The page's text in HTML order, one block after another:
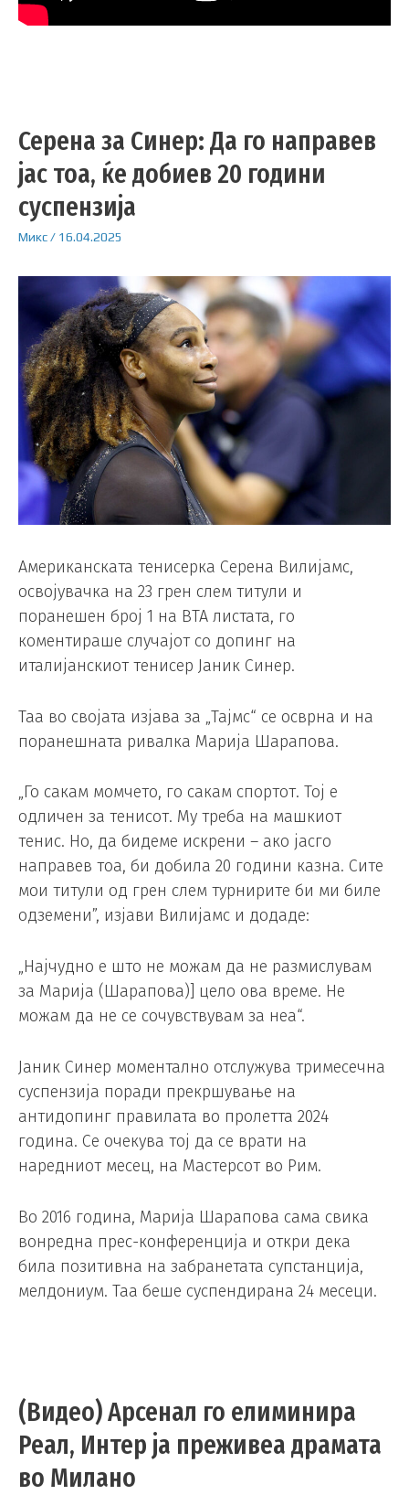
Серена за Синер: Да го направев
јас тоа, ќе добиев 20 години
суспензија
Микс/ 16.04.2025
Американската тенисерка Серена Вилијамс,
освојувачка на 23 грен слем титули и
поранешен број 1 на ВТА листата, го
коментираше случајот со допинг на
италијанскиот тенисер Јаник Синер.
Таа во својата изјава за „Тајмс“ се осврна и на
поранешната ривалка Марија Шарапова.
„Го сакам момчето, го сакам спортот. Тој е
одличен за тенисот. Му треба на машкиот
тенис. Но, да бидеме искрени – ако јасго
направев тоа, би добила 20 години казна. Сите
мои титули од грен слем турнирите би ми биле
одземени”, изјави Вилијамс и додаде:
„Најчудно е што не можам да не размислувам
за Марија (Шарапова)] цело ова време. Не
можам да не се сочувствувам за неа“.
Јаник Синер моментално отслужува тримесечна
суспензија поради прекршување на
антидопинг правилата во пролетта 2024
година. Се очекува тој да се врати на
наредниот месец, на Мастерсот во Рим.
Во 2016 година, Марија Шарапова сама свика
вонредна прес-конференција и откри дека
била позитивна на забранетата супстанција,
мелдониум. Таа беше суспендирана 24 месеци.
(Видео) Арсенал го елиминира
Реал, Интер ја преживеа драмата
во Милано